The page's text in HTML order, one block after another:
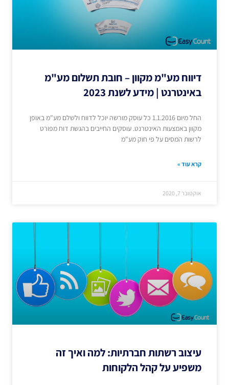
דיווח מע"מ מקוון – חובת תשלום מע"מ
באינטרנט | מידע לשנת 2023
החל מיום 1.1.2016 כל עוסק מורשה יוכל לדווח ולשלם מע"מ באופן
מקוון באמצעות האינטרנט. עוסקים החייבים בהגשת דוח מפורט
לרשות המסים על פי חוק מע"מ
קרא עוד »
אוקטובר 7, 2020
עיצוב רשתות חברתיות: למה ואיך זה
משפיע על קהל הלקוחות